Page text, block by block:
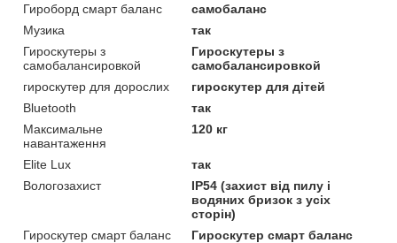
Гироборд смарт баланс
самобаланс
Музика
так
Гироскутеры з
самобалансировкой
Гироскутеры з
самобалансировкой
гироскутер для дорослих
гироскутер для дітей
Bluetooth
так
Максимальне
навантаження
120 кг
Elite Lux
так
Вологозахист
IP54 (захист від пилу і
водяних бризок з усіх
сторін)
Гироскутер смарт баланс
Гироскутер смарт баланс